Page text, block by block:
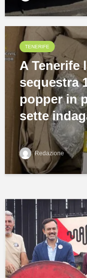
TENERIFE
A Tenerife
sequestra
popper in
sette
Redazione